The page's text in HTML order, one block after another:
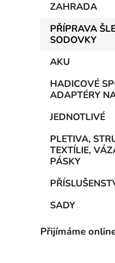
ZAHRADA
PŘÍPRAVA
SODOVKY
AKU
HADICOVÉ
ADAPTÉRY
JEDNOTLIVÉ
PLETIVA,
TEXTÍLIE,
PÁSKY
SADY
Přijímáme